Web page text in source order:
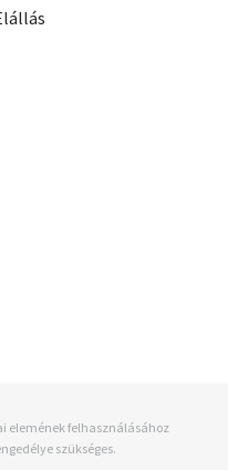
elemének felhasználásához
szükséges.